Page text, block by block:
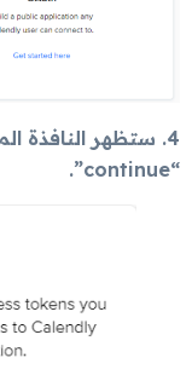
4. ستظهر النافذة
“continue”.